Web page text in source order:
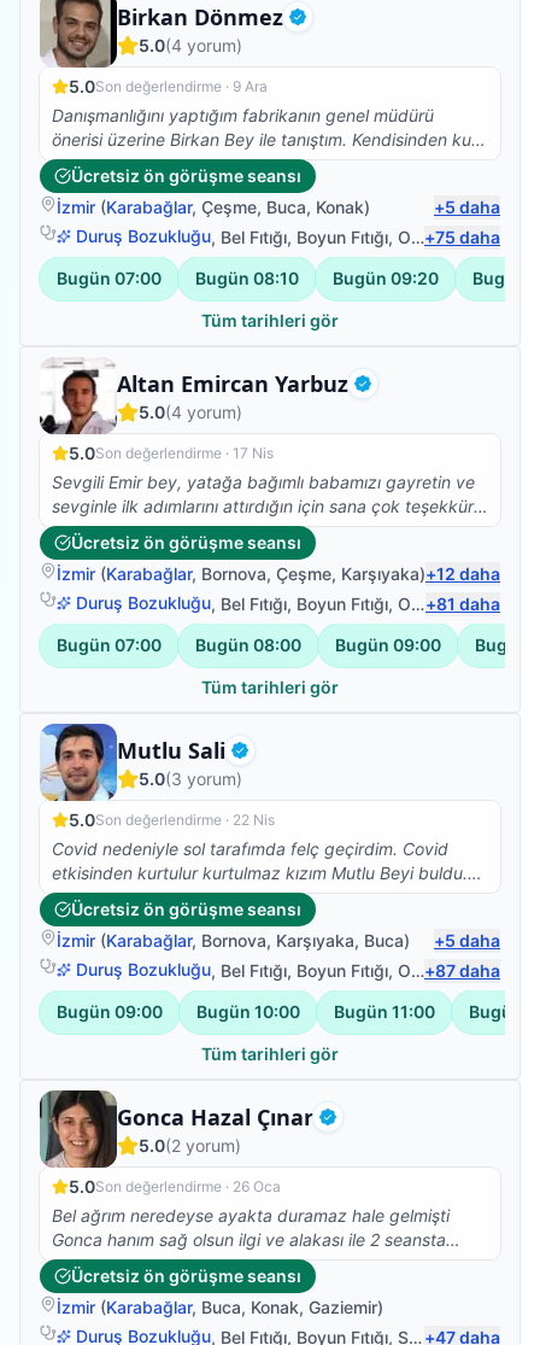
Birkan Dönmez Doğrulanmış
Fizyoterapist
5.0(4 yorum)
5.0Son değerlendirme · 9 Ara
Danışmanlığını yaptığım fabrikanın genel müdürü
önerisi üzerine Birkan Bey ile tanıştım. Kendisinden kuru
iğne tedavisi aldım ve ilk seansta bile ağrılarımı hafifletti
işinde tecrübeli ve gönül rahatlığı ile herkese tavsiye
edebilirim.
Ücretsiz ön görüşme seansı
İzmir (Karabağlar, Çeşme, Buca, Konak) +5 daha
Duruş Bozukluğu, Bel Fıtığı, Boyun Fıtığı, Omuz Bağ Yaralanması +75 daha
Bugün 07:00 Bugün 08:10 Bugün 09:20 Bugün
Tüm tarihleri gör
Altan Emircan Yarbuz Doğrulanmış
Fizyoterapist
5.0(4 yorum)
5.0Son değerlendirme · 17 Nis
Sevgili Emir bey, yatağa bağımlı babamızı gayretin ve
sevginle ilk adımlarını attırdığın için sana çok teşekkür
ederiz. Yolun açık olsun...
Ücretsiz ön görüşme seansı
İzmir (Karabağlar, Bornova, Çeşme, Karşıyaka)+12 daha
Duruş Bozukluğu, Bel Fıtığı, Boyun Fıtığı, Omuz Bağ Yaralanması +81 daha
Bugün 07:00 Bugün 08:00 Bugün 09:00 Bugün
Tüm tarihleri gör
Mutlu Sali Doğrulanmış
Fizyoterapist
5.0(3 yorum)
5.0Son değerlendirme · 22 Nis
Covid nedeniyle sol tarafımda felç geçirdim. Covid
etkisinden kurtulur kurtulmaz kızım Mutlu Beyi buldu.
Iyi ki de bulmuş, çok ilgili , bilgili , hastasına özen
gösteren , beyefendi ,şahane bir insan. Kızım her yerde
anlatıyor ve öneriyor. Tanışmaktan ve birlikte çalışıyor
olmaktan cok memnunum. Sadece denge sorunum
kaldı ancak bacağım ve kolum işler halde. Saygılar
kendisine
Ücretsiz ön görüşme seansı
İzmir (Karabağlar, Bornova, Karşıyaka, Buca) +5 daha
Duruş Bozukluğu, Bel Fıtığı, Boyun Fıtığı, Omuz Bağ Yaralanması +87daha
Bugün 09:00 Bugün 10:00 Bugün 11:00 Bugün
Tüm tarihleri gör
Gonca Hazal Çınar Doğrulanmış
Fizyoterapist
5.0(2 yorum)
5.0Son değerlendirme · 26 Oca
Bel ağrım neredeyse ayakta duramaz hale gelmişti
Gonca hanım sağ olsun ilgi ve alakası ile 2 seansta
belimdeki ağrı ve bacaklarımdaki çekmeler sona erdi
fizyoterapi hareketlerime devam ediyorum ve kendimi
daha formda hissediyorum teşekkürler Gonca hanım
Ücretsiz ön görüşme seansı
İzmir (Karabağlar, Buca, Konak, Gaziemir)
Duruş Bozukluğu, Bel Fıtığı, Boyun Fıtığı, Sırt Ağrısı +47daha